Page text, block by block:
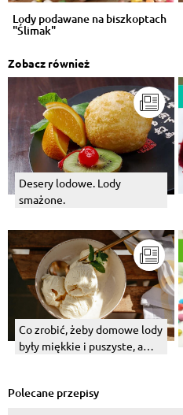
Lody podawane na biszkoptach
"Ślimak"
Zobacz również
Desery lodowe. Lody
smażone.
Co zrobić, żeby domowe lody
były miękkie i puszyste, a
Polecane przepisy